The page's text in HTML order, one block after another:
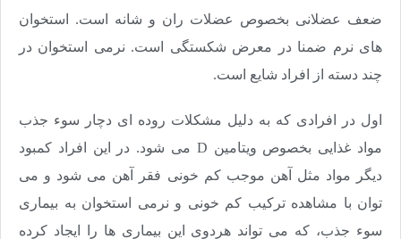
ضعف عضلانی بخصوص عضلات ران و شانه است. استخوان
های نرم ضمنا در معرض شکستگی است. نرمی استخوان در
چند دسته از افراد شایع است.
اول در افرادی که به دلیل مشکلات روده ای دچار سوء جذب
مواد غذایی بخصوص ویتامین D می شود. در این افراد کمبود
دیگر مواد مثل آهن موجب کم خونی فقر آهن می شود و می
توان با مشاهده ترکیب کم خونی و نرمی استخوان به بیماری
سوء جذب، که می تواند هردوی این بیماری ها را ایجاد کرده